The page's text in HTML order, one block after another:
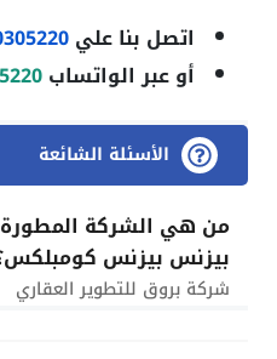
اتصل بنا علي
أو عبر الواتساب
الأسئلة الشائعة
من هي الشركة
بيزنس بيزنس
شركة بروق للتطوير العقاري